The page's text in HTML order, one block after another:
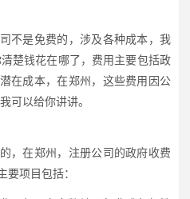
不是免费的，涉及各种成本，我
楚钱花在哪了，费用主要包括政
在成本，在郑州，这些费用因公
可以给你讲讲。
，在郑州，注册公司的政府收费
要项目包括：